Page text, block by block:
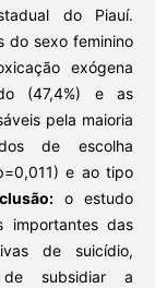
do Piauí.
do sexo feminino
exógena
(47,4%) e as
pela maioria
de escolha
e ao tipo
o estudo
importantes das
de suicídio,
de subsidiar a